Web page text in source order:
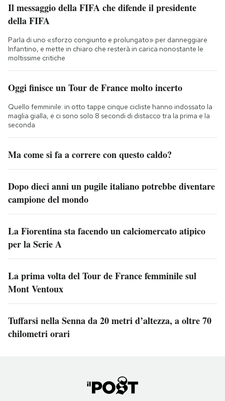
Il messaggio della FIFA che difende il presidente
della FIFA
Parla di uno «sforzo congiunto e prolungato» per danneggiare
Infantino, e mette in chiaro che resterà in carica nonostante le
moltissime critiche
Oggi finisce un Tour de France molto incerto
Quello femminile: in otto tappe cinque cicliste hanno indossato la
maglia gialla, e ci sono solo 8 secondi di distacco tra la prima e la
seconda
Ma come si fa a correre con questo caldo?
Dopo dieci anni un pugile italiano potrebbe diventare
campione del mondo
La Fiorentina sta facendo un calciomercato atipico
per la Serie A
La prima volta del Tour de France femminile sul
Mont Ventoux
Tuffarsi nella Senna da 20 metri d’altezza, a oltre 70
chilometri orari